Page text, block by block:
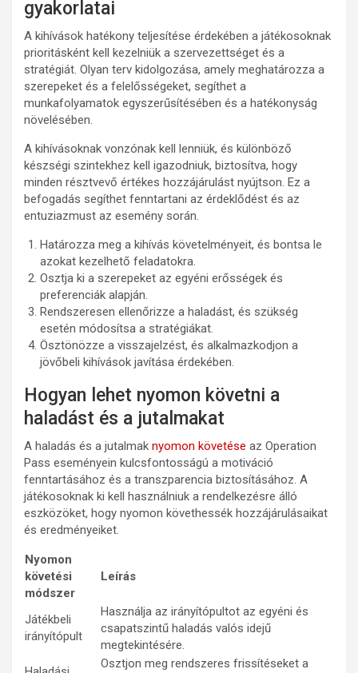
gyakorlatai
A kihívások hatékony teljesítése érdekében a játékosoknak
prioritásként kell kezelniük a szervezettséget és a
stratégiát. Olyan terv kidolgozása, amely meghatározza a
szerepeket és a felelősségeket, segíthet a
munkafolyamatok egyszerűsítésében és a hatékonyság
növelésében.
A kihívásoknak vonzónak kell lenniük, és különböző
készségi szintekhez kell igazodniuk, biztosítva, hogy
minden résztvevő értékes hozzájárulást nyújtson. Ez a
befogadás segíthet fenntartani az érdeklődést és az
entuziazmust az esemény során.
Határozza meg a kihívás követelményeit, és bontsa le
azokat kezelhető feladatokra.
Osztja ki a szerepeket az egyéni erősségek és
preferenciák alapján.
Rendszeresen ellenőrizze a haladást, és szükség
esetén módosítsa a stratégiákat.
Ösztönözze a visszajelzést, és alkalmazkodjon a
jövőbeli kihívások javítása érdekében.
Hogyan lehet nyomon követni a
haladást és a jutalmakat
A haladás és a jutalmak nyomon követése az Operation
Pass eseményein kulcsfontosságú a motiváció
fenntartásához és a transzparencia biztosításához. A
játékosoknak ki kell használniuk a rendelkezésre álló
eszközöket, hogy nyomon követhessék hozzájárulásaikat
és eredményeiket.
Nyomon
követési
módszer
Leírás
Játékbeli
irányítópult
Használja az irányítópultot az egyéni és
csapatszintű haladás valós idejű
megtekintésére.
Osztjon meg rendszeres frissítéseket a